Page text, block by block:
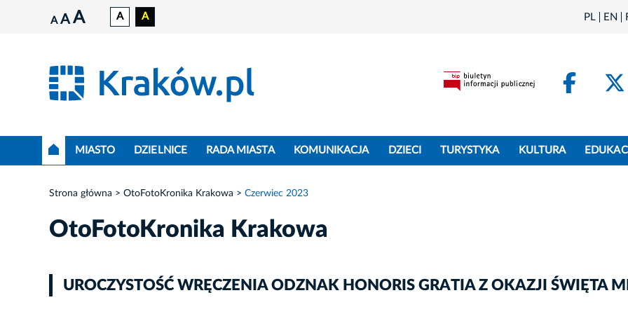
A A A A A PL EN
MIASTO DZIELNICE RADA MIASTA KOMUNIKACJA DZIECI TURYSTYKA KULTURA
Strona główna OtoFotoKronika Krakowa Czerwiec 2023
OtoFotoKronika Krakowa
UROCZYSTOŚĆ WRĘCZENIA ODZNAK HONORIS GRATIA Z OKAZJI ŚWIĘTA